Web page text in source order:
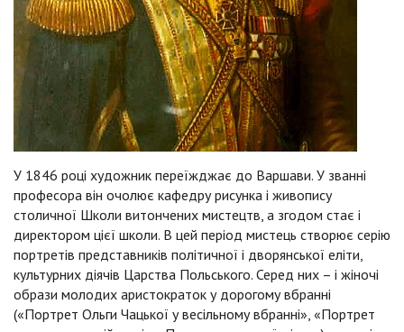
У 1846 році художник переїжджає до Варшави. У званні
професора він очолює кафедру рисунка і живопису
столичної Школи витончених мистецтв, а згодом стає і
директором цієї школи. В цей період мистець створює серію
портретів представників політичної і дворянської еліти,
культурних діячів Царства Польського. Серед них – і жіночі
образи молодих аристократок у дорогому вбранні
(«Портрет Ольги Чацької у весільному вбранні», «Портрет